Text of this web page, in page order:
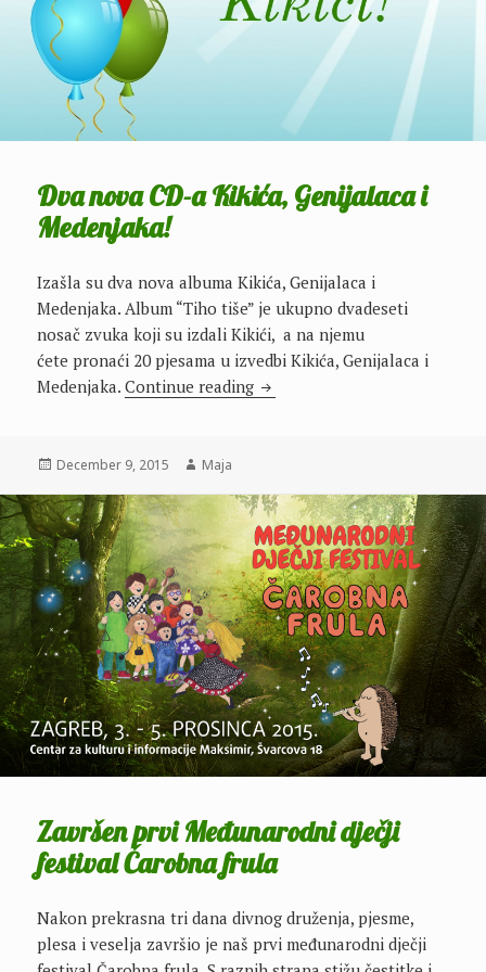
Dva nova CD-a Kikića, Genijalaca i
Medenjaka!
Izašla su dva nova albuma Kikića, Genijalaca i
Medenjaka. Album “Tiho tiše” je ukupno dvadeseti
nosač zvuka koji su izdali Kikići, a na njemu
ćete pronaći 20 pjesama u izvedbi Kikića, Genijalaca i
Medenjaka.Continue reading Dva nova CD-a Kikića,
Posted
December 9, 2015 Author
Maja
Završen prvi Međunarodni dječji
festival Čarobna frula
Nakon prekrasna tri dana divnog druženja, pjesme,
plesa i veselja završio je naš prvi međunarodni dječji